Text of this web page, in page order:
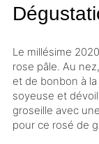
Le millésime
rose pâle. Au
et de bonbon à
soyeuse et
groseille avec
pour ce rosé de